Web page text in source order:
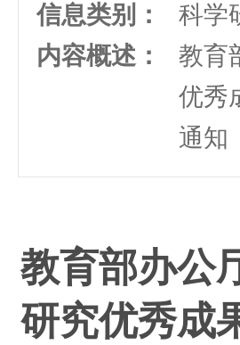
信息类别：
科学
内容概述：
教育
优秀
通知
教育部办公
研究优秀成